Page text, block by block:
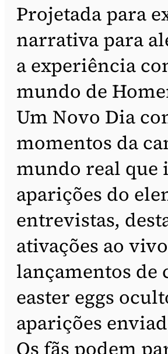
Projetada para
narrativa para
a experiência
mundo de
Um Novo Dia
momentos da
mundo real que
aparições do
entrevistas,
ativações ao
lançamentos de
easter eggs
aparições
Os fãs podem